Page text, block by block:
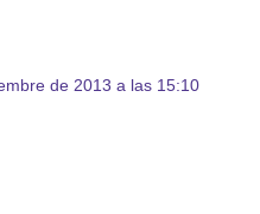
de 2013 a las 15:10